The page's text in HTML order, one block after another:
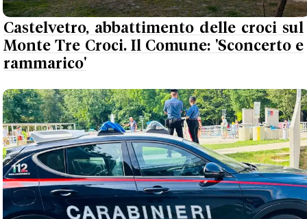
Castelvetro, abbattimento delle croci sul
Monte Tre Croci. Il Comune: 'Sconcerto e
rammarico'